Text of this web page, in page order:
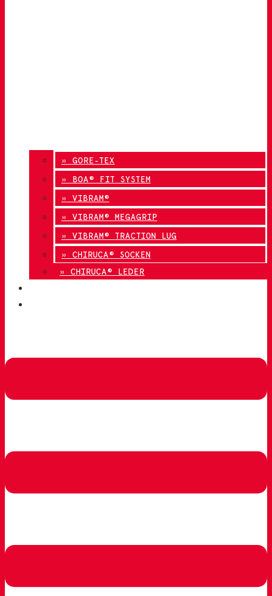
» GORE-TEX
» BOA® FIT SYSTEM
» VIBRAM®
» VIBRAM® MEGAGRIP
» VIBRAM® TRACTION LUG
» CHIRUCA® SOCKEN
» CHIRUCA® LEDER